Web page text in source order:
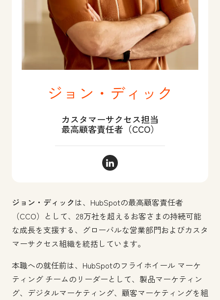
ジョン・ディック
カスタマーサクセス担当
最高顧客責任者（CCO）
ジョン・ディック LinkedIn
ジョン・ディックは、HubSpotの最高顧客責任者
（CCO）として、28万社を超えるお客さまの持続可能
な成長を支援する、グローバルな営業部門およびカスタ
マーサクセス組織を統括しています。
本職への就任前は、HubSpotのフライホイール マーケ
ティング チームのリーダーとして、製品マーケティン
グ、デジタルマーケティング、顧客マーケティングを組